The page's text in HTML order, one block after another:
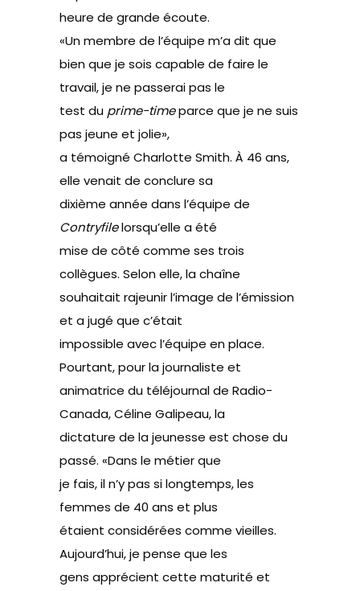
heure de grande écoute.
«Un membre de l’équipe m’a dit que
bien que je sois capable de faire le
travail, je ne passerai pas le
test du prime-timeparce que je ne suis
pas jeune et jolie»,
a témoigné Charlotte Smith. À 46 ans,
elle venait de conclure sa
dixième année dans l’équipe de
Contryfilelorsqu’elle a été
mise de côté comme ses trois
collègues. Selon elle, la chaîne
souhaitait rajeunir l’image de l’émission
et a jugé que c’était
impossible avec l’équipe en place.
Pourtant, pour la journaliste et
animatrice du téléjournal de Radio-
Canada, Céline Galipeau, la
dictature de la jeunesse est chose du
passé. «Dans le métier que
je fais, il n’y pas si longtemps, les
femmes de 40 ans et plus
étaient considérées comme vieilles.
Aujourd’hui, je pense que les
gens apprécient cette maturité et